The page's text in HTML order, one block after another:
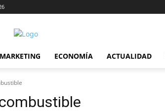
MARKETING ECONOMÍA ACTUALIDAD